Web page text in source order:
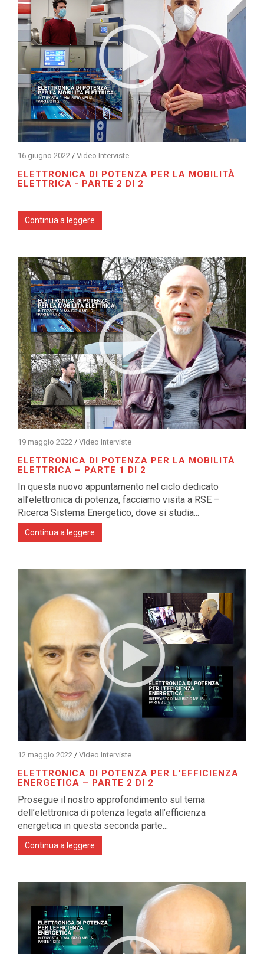
16 giugno 2022 / Video Interviste
ELETTRONICA DI POTENZA PER LA MOBILITÀ
ELETTRICA - PARTE 2 DI 2
Continua a leggere
19 maggio 2022 / Video Interviste
ELETTRONICA DI POTENZA PER LA MOBILITÀ
ELETTRICA – PARTE 1 DI 2
In questa nuovo appuntamento nel ciclo dedicato
all’elettronica di potenza, facciamo visita a RSE –
Ricerca Sistema Energetico, dove si studia...
Continua a leggere
12 maggio 2022 / Video Interviste
ELETTRONICA DI POTENZA PER L’EFFICIENZA
ENERGETICA – PARTE 2 DI 2
Prosegue il nostro approfondimento sul tema
dell’elettronica di potenza legata all’efficienza
energetica in questa seconda parte...
Continua a leggere